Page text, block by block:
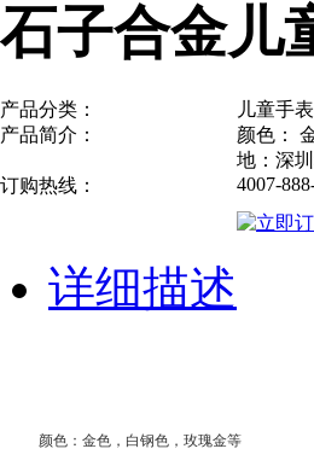
石子合金儿
产品分类：
儿童手表
产品简介：
颜色：
地：深
订购热线：
4007-
详细描述
颜色： 金色，白钢色，玫瑰金等